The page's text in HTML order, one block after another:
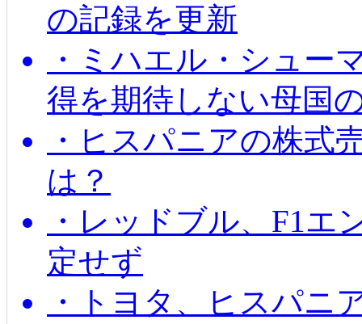
の記録を更新
・ミハエル・シュー
得を期待しない母国
・ヒスパニアの株式
は？
・レッドブル、F1エ
定せず
・トヨタ、ヒスパニ